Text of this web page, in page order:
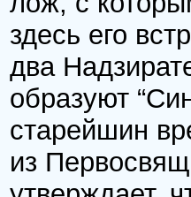
здесь его
два
образуют
старейшин
из